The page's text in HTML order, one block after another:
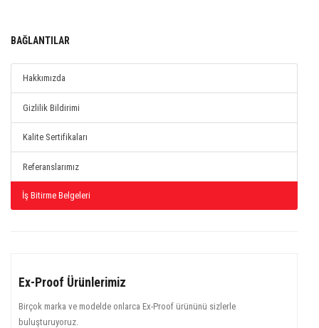
BAĞLANTILAR
Hakkımızda
Gizlilik Bildirimi
Kalite Sertifikaları
Referanslarımız
İş Bitirme Belgeleri
Ex-Proof Ürünlerimiz
Birçok marka ve modelde onlarca Ex-Proof ürününü sizlerle
buluşturuyoruz.